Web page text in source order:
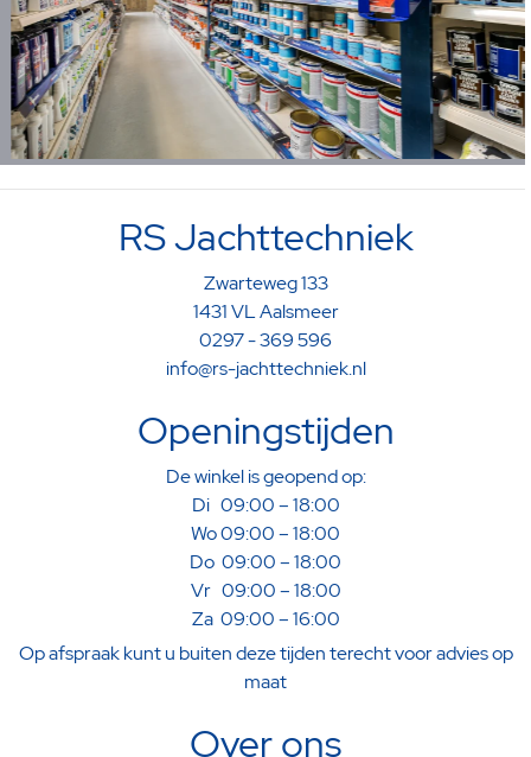
RS Jachttechniek
Zwarteweg 133
1431 VL Aalsmeer
0297 - 369 596
info@rs-jachttechniek.nl
Openingstijden
De winkel is geopend op:
Di 09:00 – 18:00
Wo 09:00 – 18:00
Do 09:00 – 18:00
Vr 09:00 – 18:00
Za 09:00 – 16:00
Op afspraak kunt u buiten deze tijden terecht voor advies op
maat
Over ons